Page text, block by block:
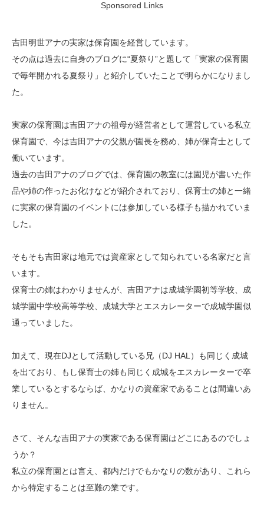
Sponsored Links
吉田明世アナの実家は保育園を経営しています。
その点は過去に自身のブログに“夏祭り”と題して「実家の保育園
で毎年開かれる夏祭り」と紹介していたことで明らかになりまし
た。
実家の保育園は吉田アナの祖母が経営者として運営している私立
保育園で、今は吉田アナの父親が園長を務め、姉が保育士として
働いています。
過去の吉田アナのブログでは、保育園の教室には園児が書いた作
品や姉の作ったお化けなどが紹介されており、保育士の姉と一緒
に実家の保育園のイベントには参加している様子も描かれていま
した。
そもそも吉田家は地元では資産家として知られている名家だと言
います。
保育士の姉はわかりませんが、吉田アナは成城学園初等学校、成
城学園中学校高等学校、成城大学とエスカレーターで成城学園似
通っていました。
加えて、現在DJとして活動している兄（DJ HAL）も同じく成城
を出ており、もし保育士の姉も同じく成城をエスカレーターで卒
業しているとするならば、かなりの資産家であることは間違いあ
りません。
さて、そんな吉田アナの実家である保育園はどこにあるのでしょ
うか？
私立の保育園とは言え、都内だけでもかなりの数があり、これら
から特定することは至難の業です。